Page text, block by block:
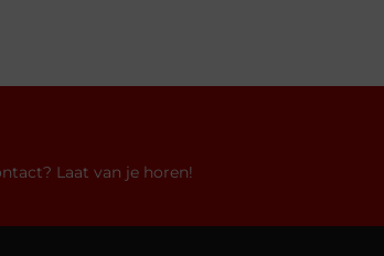
Laat van je horen!